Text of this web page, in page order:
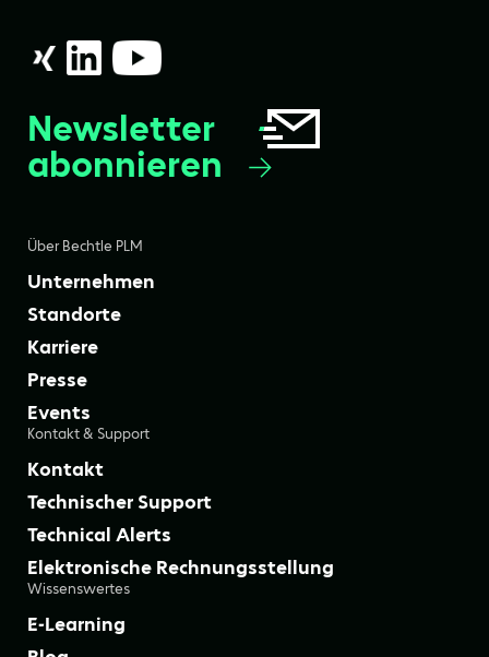
Über Bechtle PLM
Unternehmen
Standorte
Karriere
Presse
Events
Kontakt & Support
Kontakt
Technischer Support
Technical Alerts
Elektronische Rechnungsstellung
Wissenswertes
E-Learning
Newsletter
abonnieren